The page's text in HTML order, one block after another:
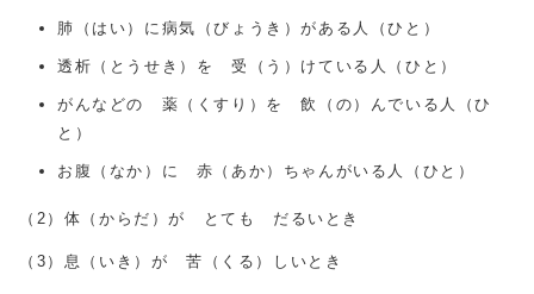
肺（はい）に病気（びょうき）がある人（ひと）
透析（とうせき）を 受（う）けている人（ひと）
がんなどの 薬（くすり）を 飲（の）んでいる人（ひ
と）
お腹（なか）に 赤（あか）ちゃんがいる人（ひと）
（2）体（からだ）が とても だるいとき
（3）息（いき）が 苦（くる）しいとき